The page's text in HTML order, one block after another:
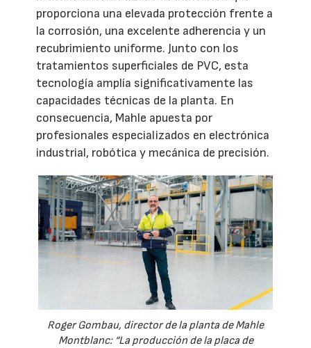
proporciona una elevada protección frente a
la corrosión, una excelente adherencia y un
recubrimiento uniforme. Junto con los
tratamientos superficiales de PVC, esta
tecnología amplía significativamente las
capacidades técnicas de la planta. En
consecuencia, Mahle apuesta por
profesionales especializados en electrónica
industrial, robótica y mecánica de precisión.
Roger Gombau, director de la planta de Mahle
Montblanc: “La producción de la placa de